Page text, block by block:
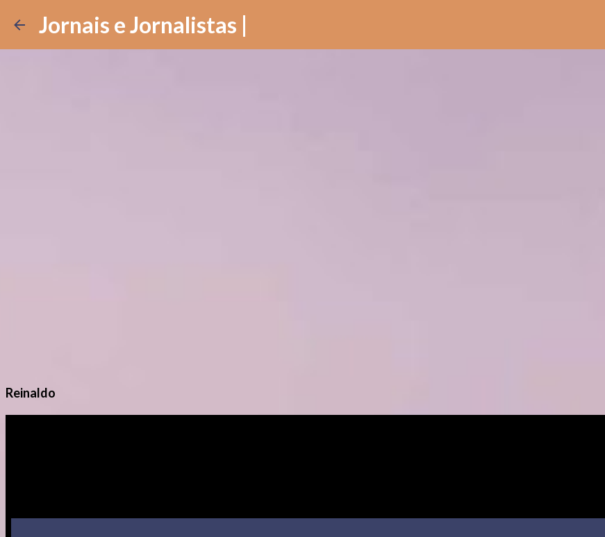
Jornais e Jornalistas |
Reinaldo